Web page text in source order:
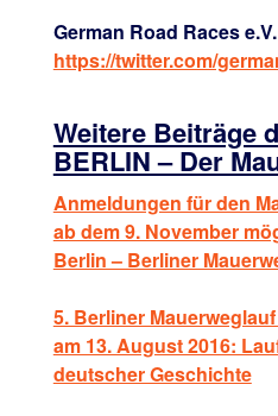
German Road Races
https://twitter.com/
Weitere Beiträge
BERLIN – Der
Anmeldungen für den
ab dem 9. November
Berlin – Berliner
5. Berliner
am 13. August 2016:
deutscher Geschichte